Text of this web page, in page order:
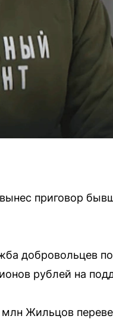
приговор
добровольцев
рублей на
Жильцов